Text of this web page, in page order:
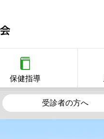
保健指導
受診者の方へ